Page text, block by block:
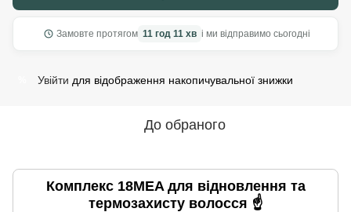
Замовте протягом 11 год 11 хв і ми відправимо сьогодні
Увійти для відображення накопичувальної знижки
До обраного
Комплекс 18MEA для відновлення та
термозахисту волосся ☝️